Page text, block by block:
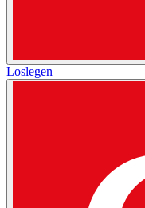
Loslegen